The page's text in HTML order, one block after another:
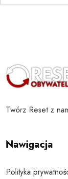
Twórz Reset z
Nawigacja
Polityka